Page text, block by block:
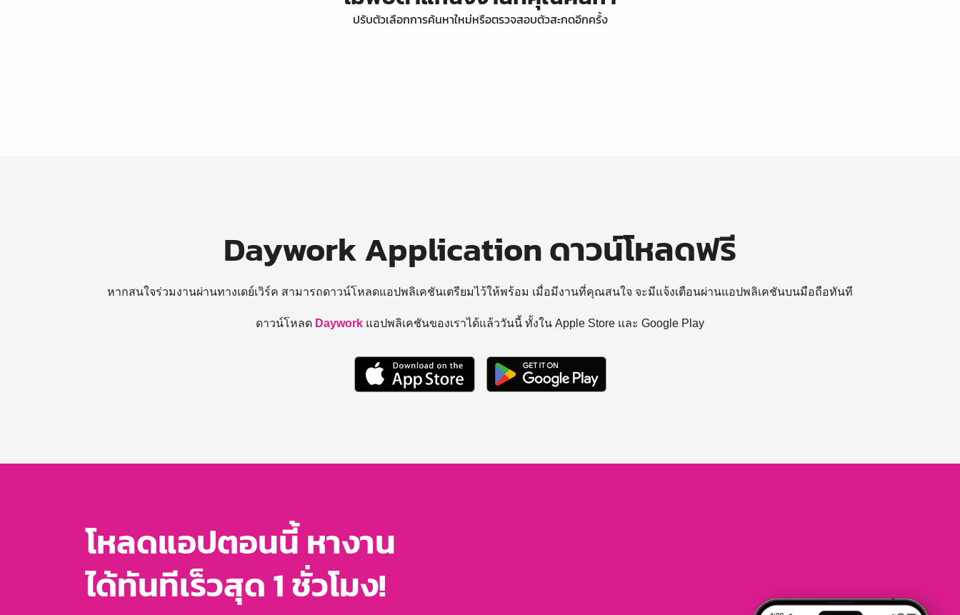
ปรับตัวเลือกการค้นหาใหม่หรือตรวจสอบตัวสะกดอีกครั้ง
Daywork Application ดาวน์โหลดฟรี
หากสนใจร่วมงานผ่านทางเดย์เวิร์ค สามารถดาวน์โหลดแอปพลิเคชันเตรียมไว้ให้พร้อม เมื่อมีงานที่คุณสนใจ จะมีแจ้งเตือนผ่านแอปพลิเคชันบนมือถือทันที
ดาวน์โหลด Daywork แอปพลิเคชันของเราได้แล้ววันนี้ ทั้งใน Apple Store และ Google Play
โหลดแอปตอนนี้ หางาน
ได้ทันทีเร็วสุด 1 ชั่วโมง!